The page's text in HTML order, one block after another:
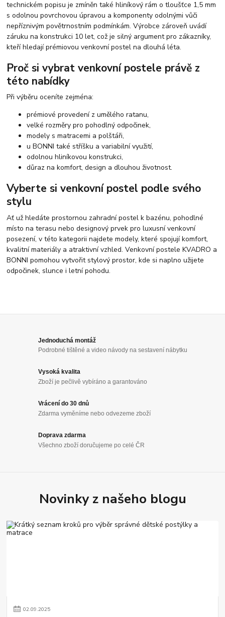
technickém popisu je zmíněn také hliníkový rám o tloušťce 1,5 mm
s odolnou povrchovou úpravou a komponenty odolnými vůči
nepříznivým povětrnostním podmínkám. Výrobce zároveň uvádí
záruku na konstrukci 10 let, což je silný argument pro zákazníky,
kteří hledají prémiovou venkovní postel na dlouhá léta.
Proč si vybrat venkovní postele právě z
této nabídky
Při výběru oceníte zejména:
prémiové provedení z umělého ratanu,
velké rozměry pro pohodlný odpočinek,
modely s matracemi a polštáři,
u BONNI také stříšku a variabilní využití,
odolnou hliníkovou konstrukci,
důraz na komfort, design a dlouhou životnost.
Vyberte si venkovní postel podle svého
stylu
Ať už hledáte prostornou zahradní postel k bazénu, pohodlné
místo na terasu nebo designový prvek pro luxusní venkovní
posezení, v této kategorii najdete modely, které spojují komfort,
kvalitní materiály a atraktivní vzhled. Venkovní postele KVADRO a
BONNI pomohou vytvořit stylový prostor, kde si naplno užijete
odpočinek, slunce i letní pohodu.
Jednoduchá montáž
Podrobné tištěné a video návody na sestavení nábytku
Vysoká kvalita
Zboží je pečlivě vybíráno a garantováno
Vrácení do 30 dnů
Zdarma vyměníme nebo odvezeme zboží
Doprava zdarma
Všechno zboží doručujeme po celé ČR
Novinky z našeho blogu
02.09.2025